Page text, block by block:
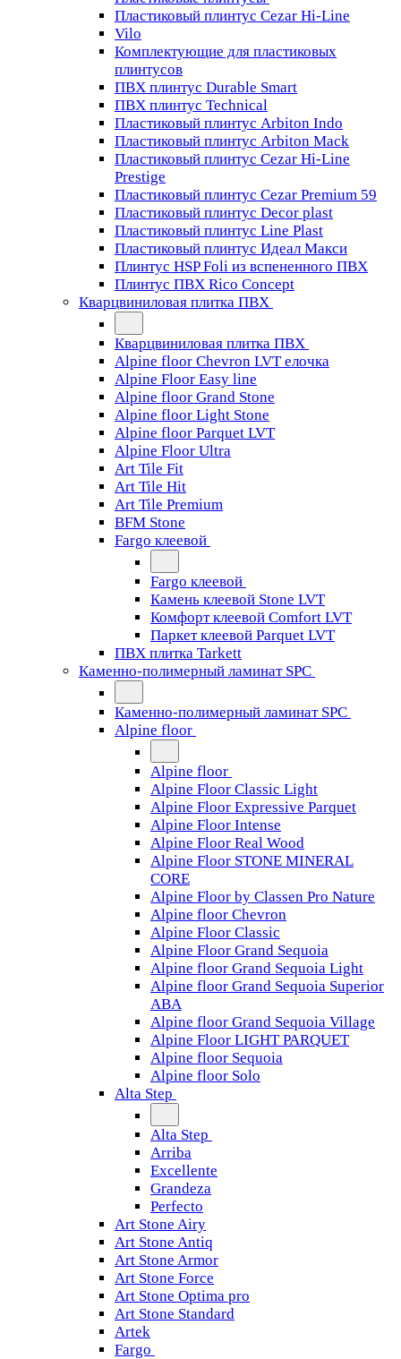
Пластиковый плинтус Cezar Hi-Line
Vilo
Комплектующие для пластиковых
плинтусов
ПВХ плинтус Durable Smart
ПВХ плинтус Technical
Пластиковый плинтус Arbiton Indo
Пластиковый плинтус Arbiton Mack
Пластиковый плинтус Cezar Hi-Line
Prestige
Пластиковый плинтус Cezar Premium 59
Пластиковый плинтус Decor plast
Пластиковый плинтус Line Plast
Пластиковый плинтус Идеал Макси
Плинтус HSP Foli из вспененного ПВХ
Плинтус ПВХ Rico Concept
Кварцвиниловая плитка ПВХ
Кварцвиниловая плитка ПВХ
Alpine floor Chevron LVT елочка
Alpine Floor Easy line
Alpine floor Grand Stone
Alpine floor Light Stone
Alpine floor Parquet LVT
Alpine Floor Ultra
Art Tile Fit
Art Tile Hit
Art Tile Premium
BFM Stone
Fargo клеевой
Fargo клеевой
Камень клеевой Stone LVT
Комфорт клеевой Comfort LVT
Паркет клеевой Parquet LVT
ПВХ плитка Tarkett
Каменно-полимерный ламинат SPC
Каменно-полимерный ламинат SPC
Alpine floor
Alpine floor
Alpine Floor Classic Light
Alpine Floor Expressive Parquet
Alpine Floor Intense
Alpine Floor Real Wood
Alpine Floor STONE MINERAL
CORE
Alpine Floor by Classen Pro Nature
Alpine floor Chevron
Alpine Floor Classic
Alpine Floor Grand Sequoia
Alpine floor Grand Sequoia Light
Alpine floor Grand Sequoia Superior
ABA
Alpine floor Grand Sequoia Village
Alpine Floor LIGHT PARQUET
Alpine floor Sequoia
Alpine floor Solo
Alta Step
Alta Step
Arriba
Excellente
Grandeza
Perfecto
Art Stone Airy
Art Stone Antiq
Art Stone Armor
Art Stone Force
Art Stone Optima pro
Art Stone Standard
Artek
Fargo